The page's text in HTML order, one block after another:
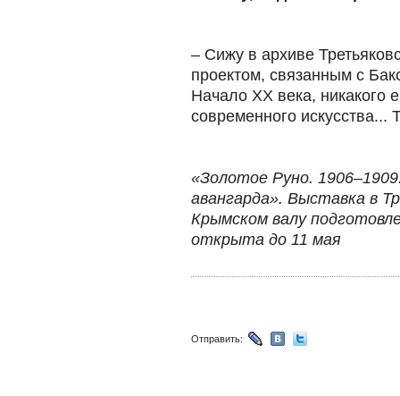
– Сижу в архиве
проектом, связанным с
Начало ХХ века, никакого
современного искусства...
«Золотое Руно.
авангарда». Выставка в
Крымском валу
открыта до 11 мая
Отправить: